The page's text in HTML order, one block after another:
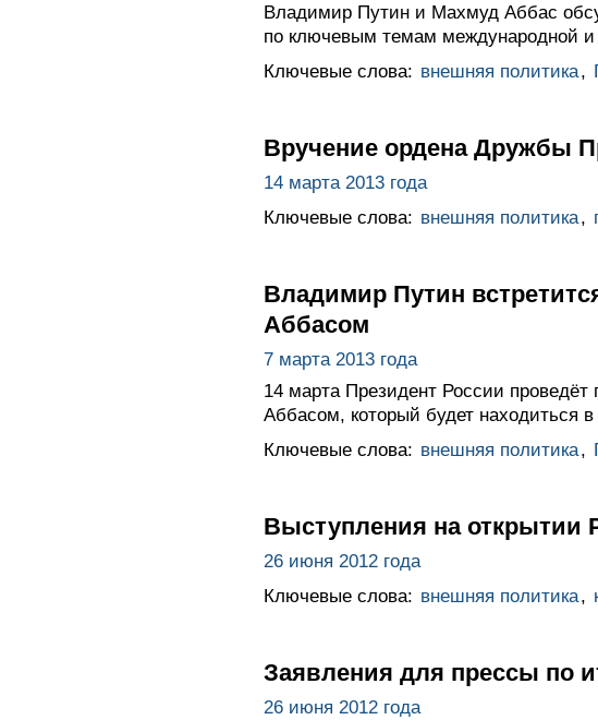
Владимир Путин и Махмуд Аббас
по ключевым темам международной и
Ключевые слова: внешняя политика,
Вручение ордена Дружбы
14 марта 2013 года
Ключевые слова: внешняя политика,
Владимир Путин
Аббасом
7 марта 2013 года
14 марта Президент России
Аббасом, который будет находиться
Ключевые слова: внешняя политика,
Выступления на открытии
26 июня 2012 года
Ключевые слова: внешняя политика,
Заявления для прессы по
26 июня 2012 года